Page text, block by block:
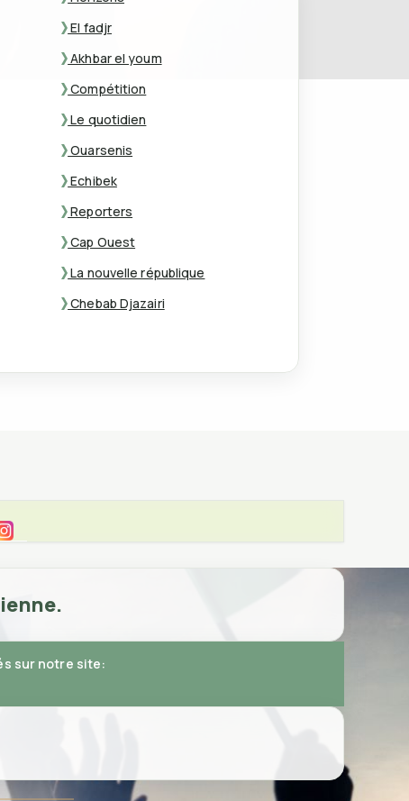
El fadjr
Akhbar el youm
Compétition
Le quotidien
Ouarsenis
Echibek
Reporters
Cap Ouest
La nouvelle république
Chebab Djazairi
sur notre site: